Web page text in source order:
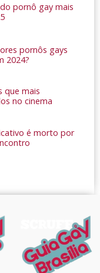
pornô gay mais
pornôs gays
2024?
que mais
no cinema
é morto por